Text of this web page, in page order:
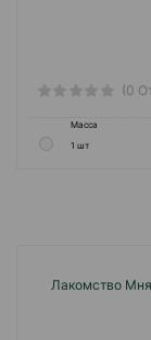
(0
Масса
1 шт
Лакомство